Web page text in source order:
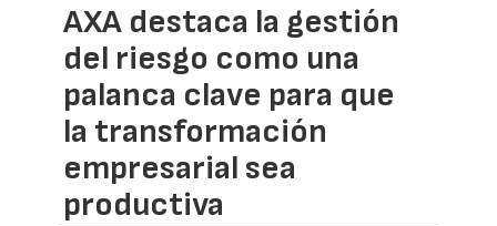
AXA destaca la gestión
del riesgo como una
palanca clave para que
la transformación
empresarial sea
productiva